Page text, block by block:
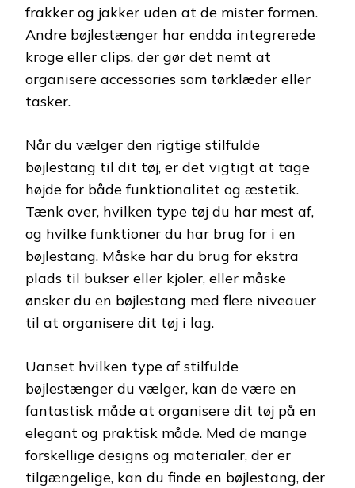
frakker og jakker uden at de mister formen.
Andre bøjlestænger har endda integrerede
kroge eller clips, der gør det nemt at
organisere accessories som tørklæder eller
tasker.
Når du vælger den rigtige stilfulde
bøjlestang til dit tøj, er det vigtigt at tage
højde for både funktionalitet og æstetik.
Tænk over, hvilken type tøj du har mest af,
og hvilke funktioner du har brug for i en
bøjlestang. Måske har du brug for ekstra
plads til bukser eller kjoler, eller måske
ønsker du en bøjlestang med flere niveauer
til at organisere dit tøj i lag.
Uanset hvilken type af stilfulde
bøjlestænger du vælger, kan de være en
fantastisk måde at organisere dit tøj på en
elegant og praktisk måde. Med de mange
forskellige designs og materialer, der er
tilgængelige, kan du finde en bøjlestang, der